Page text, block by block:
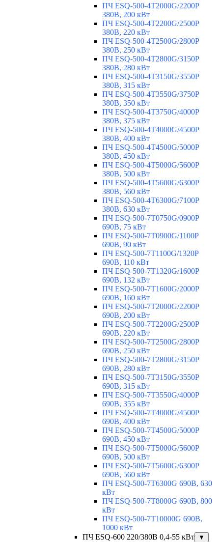
ПЧ ESQ-500-4T2000G/2200P
380В, 200 кВт
ПЧ ESQ-500-4T2200G/2500P
380В, 220 кВт
ПЧ ESQ-500-4T2500G/2800P
380В, 250 кВт
ПЧ ESQ-500-4T2800G/3150P
380В, 280 кВт
ПЧ ESQ-500-4T3150G/3550P
380В, 315 кВт
ПЧ ESQ-500-4T3550G/3750P
380В, 350 кВт
ПЧ ESQ-500-4T3750G/4000P
380В, 375 кВт
ПЧ ESQ-500-4T4000G/4500P
380В, 400 кВт
ПЧ ESQ-500-4T4500G/5000P
380В, 450 кВт
ПЧ ESQ-500-4T5000G/5600P
380В, 500 кВт
ПЧ ESQ-500-4T5600G/6300P
380В, 560 кВт
ПЧ ESQ-500-4T6300G/7100P
380В, 630 кВт
ПЧ ESQ-500-7T0750G/0900P
690В, 75 кВт
ПЧ ESQ-500-7T0900G/1100P
690В, 90 кВт
ПЧ ESQ-500-7T1100G/1320P
690В, 110 кВт
ПЧ ESQ-500-7T1320G/1600P
690В, 132 кВт
ПЧ ESQ-500-7T1600G/2000P
690В, 160 кВт
ПЧ ESQ-500-7T2000G/2200P
690В, 200 кВт
ПЧ ESQ-500-7T2200G/2500P
690В, 220 кВт
ПЧ ESQ-500-7T2500G/2800P
690В, 250 кВт
ПЧ ESQ-500-7T2800G/3150P
690В, 280 кВт
ПЧ ESQ-500-7T3150G/3550P
690В, 315 кВт
ПЧ ESQ-500-7T3550G/4000P
690В, 355 кВт
ПЧ ESQ-500-7T4000G/4500P
690В, 400 кВт
ПЧ ESQ-500-7T4500G/5000P
690В, 450 кВт
ПЧ ESQ-500-7T5000G/5600P
690В, 500 кВт
ПЧ ESQ-500-7T5600G/6300P
690В, 560 кВт
ПЧ ESQ-500-7T6300G 690В, 630
кВт
ПЧ ESQ-500-7T8000G 690В, 800
кВт
ПЧ ESQ-500-7T10000G 690В,
1000 кВт
ПЧ ESQ-600 220/380В 0,4-55 кВт
▼